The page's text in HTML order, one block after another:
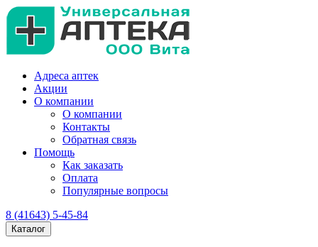
Адреса аптек
Акции
О компании
О компании
Контакты
Обратная связь
Помощь
Как заказать
Оплата
Популярные вопросы
8 (41643) 5-45-84
Каталог